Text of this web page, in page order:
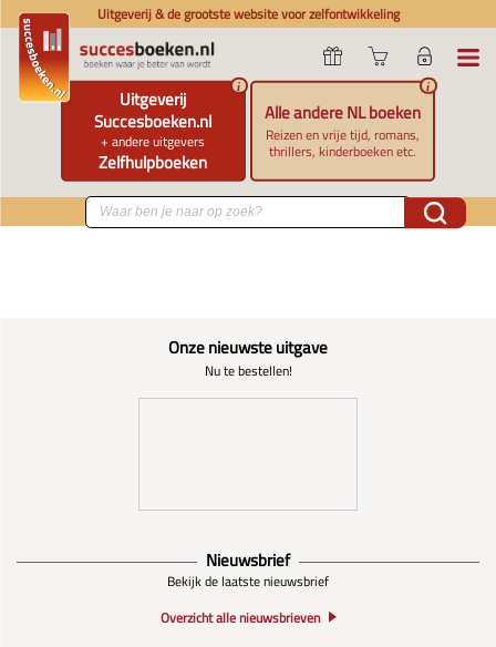
Uitgeverij & de grootste website voor zelfontwikkeling
Uitgeverij
Succesboeken.nl
+ andere uitgevers
Zelfhulpboeken
i
Alle andere NL boeken
Reizen en vrije tijd, romans,
thrillers, kinderboeken etc.
i
Onze nieuwste uitgave
Nu te bestellen!
Nieuwsbrief
Bekijk de laatste nieuwsbrief
Overzicht alle nieuwsbrieven